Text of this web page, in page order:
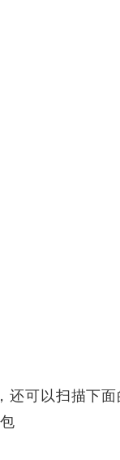
还可以扫描下